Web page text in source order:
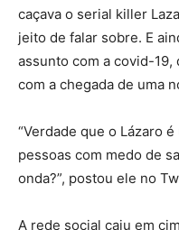
caçava o serial killer
jeito de falar sobre. E
assunto com a covid-19,
com a chegada de uma
“Verdade que o Lázaro é
pessoas com medo de
onda?”, postou ele no
A rede social caiu em